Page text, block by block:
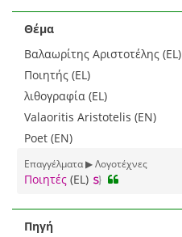
Θέμα
Βαλαωρίτης Αριστοτέλης (EL)
Ποιητής (EL)
λιθογραφία (EL)
Valaoritis Aristotelis (EN)
Poet (EN)
Επαγγέλματα ▶ Λογοτέχνες
Ποιητές (EL)
Πηγή